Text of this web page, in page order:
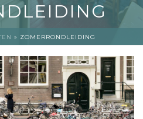
» ZOMERRONDLEIDING